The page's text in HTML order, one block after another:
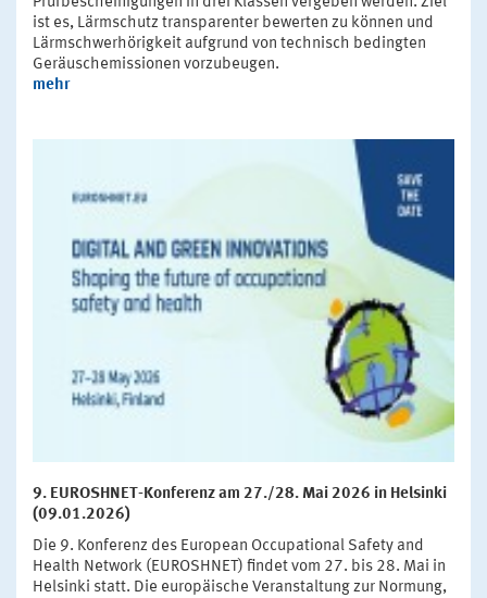
ist es, Lärmschutz transparenter bewerten zu können und
Lärmschwerhörigkeit aufgrund von technisch bedingten
Geräuschemissionen vorzubeugen.
mehr
9. EUROSHNET-Konferenz am 27./28. Mai 2026 in Helsinki
(09.01.2026)
Die 9. Konferenz des European Occupational Safety and
Health Network (EUROSHNET) findet vom 27. bis 28. Mai in
Helsinki statt. Die europäische Veranstaltung zur Normung,